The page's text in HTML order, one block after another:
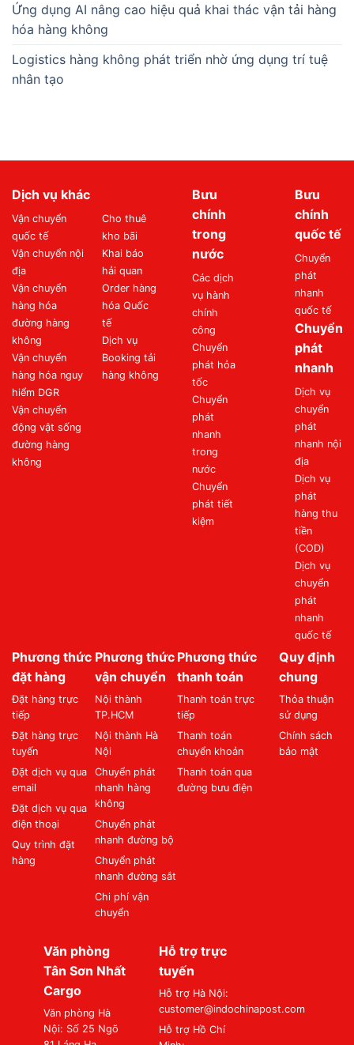
Ứng dụng AI nâng cao hiệu quả khai thác vận tải hàng
hóa hàng không
Logistics hàng không phát triển nhờ ứng dụng trí tuệ
nhân tạo
Dịch vụ khác
Vận chuyển
quốc tế
Vận chuyển nội
địa
Vận chuyển
hàng hóa
đường hàng
không
Vận chuyển
hàng hóa nguy
hiểm DGR
Vận chuyển
động vật sống
đường hàng
không
Cho thuê
kho bãi
Khai báo
hải quan
Order hàng
hóa Quốc
tế
Dịch vụ
Booking tải
hàng không
Bưu
chính
trong
nước
Các dịch
vụ hành
chính
công
Chuyển
phát hỏa
tốc
Chuyển
phát
nhanh
trong
nước
Chuyển
phát tiết
kiệm
Bưu
chính
quốc tế
Chuyển
phát
nhanh
quốc tế
Chuyển
phát
nhanh
Dịch vụ
chuyển
phát
nhanh nội
địa
Dịch vụ
phát
hàng thu
tiền
(COD)
Dịch vụ
chuyển
phát
nhanh
quốc tế
Phương thức
đặt hàng
Đặt hàng trực
tiếp
Đặt hàng trực
tuyến
Đặt dịch vụ qua
email
Đặt dịch vụ qua
điện thoại
Quy trình đặt
hàng
Phương thức
vận chuyển
Nội thành
TP.HCM
Nội thành Hà
Nội
Chuyển phát
nhanh hàng
không
Chuyển phát
nhanh đường bộ
Chuyển phát
nhanh đường sắt
Chi phí vận
chuyển
Phương thức
thanh toán
Thanh toán trực
tiếp
Thanh toán
chuyển khoản
Thanh toán qua
đường bưu điện
Quy định
chung
Thỏa thuận
sử dụng
Chính sách
bảo mật
Văn phòng
Tân Sơn Nhất
Cargo
Văn phòng Hà
Nội: Số 25 Ngõ
Hỗ trợ trực
tuyến
Hỗ trợ Hà Nội:
customer@indochinapost.com
Hỗ trợ Hồ Chí